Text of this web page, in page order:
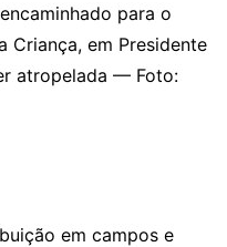
para o
Criança, em Presidente
atropelada — Foto:
em campos e